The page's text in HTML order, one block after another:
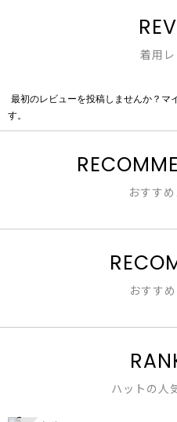
着用
価
最初のレビューを投稿しませんか？マ
す。
おすす
おすす
ハットの人
1